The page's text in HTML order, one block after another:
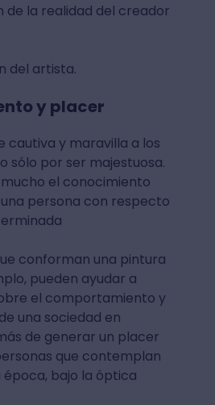
de la realidad del creador
del artista.
y placer
cautiva y maravilla a los
sólo por ser majestuosa.
el conocimiento
persona con respecto
conforman una pintura
pueden ayudar a
el comportamiento y
una sociedad en
de generar un placer
que contemplan
época, bajo la óptica